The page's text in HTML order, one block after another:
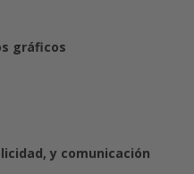
gráficos
y comunicación